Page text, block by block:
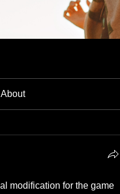
About
modification for the game